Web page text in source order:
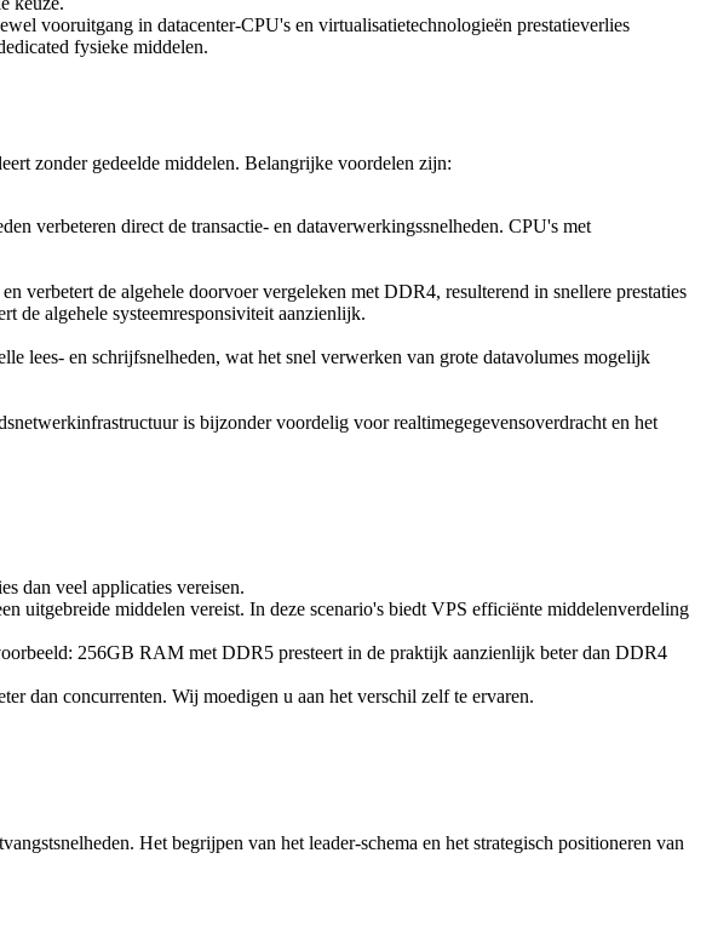
vooruitgang in datacenter-CPU's en virtualisatietechnologieën prestatieverlies
fysieke middelen.
zonder gedeelde middelen. Belangrijke voordelen zijn:
verbeteren direct de transactie- en dataverwerkingssnelheden. CPU's met
de algehele doorvoer vergeleken met DDR4, resulterend in snellere prestaties
de algehele systeemresponsiviteit aanzienlijk.
lees- en schrijfsnelheden, wat het snel verwerken van grote datavolumes mogelijk
is bijzonder voordelig voor realtimegegevensoverdracht en het
dan veel applicaties vereisen.
uitgebreide middelen vereist. In deze scenario's biedt VPS efficiënte middelenverdeling
256GB RAM met DDR5 presteert in de praktijk aanzienlijk beter dan DDR4
dan concurrenten. Wij moedigen u aan het verschil zelf te ervaren.
Het begrijpen van het leader-schema en het strategisch positioneren van